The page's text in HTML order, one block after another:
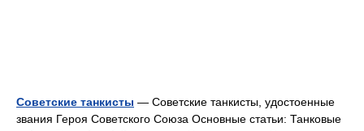
Советские танкисты — Советские танкисты, удостоенные
звания Героя Советского Союза Основные статьи: Танковые